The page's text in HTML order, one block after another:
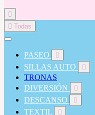

 Todas
PASEO 
SILLAS AUTO 
TRONAS
DIVERSIÓN

DESCANSO 
TEXTIL 